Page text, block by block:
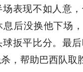
表现不如人意
后没换他下场
扳平比分。最
，帮助巴西队取